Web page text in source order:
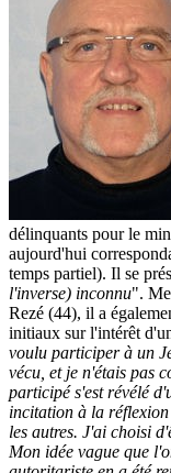
délinquants pour le
aujourd'hui
temps partiel). Il se
l'inverse) inconnu".
Rezé (44), il a
initiaux sur l'intérêt
voulu participer à un
vécu, et je n'étais pas
participé s'est révélé
incitation à la
les autres. J'ai choisi
Mon idée vague que